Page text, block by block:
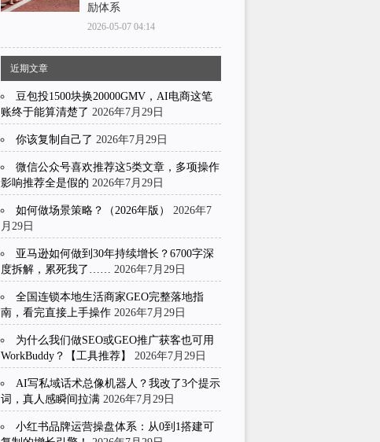
励体系
2026-05-07 04:14
近期文章
豆包投1500块换20000GMV，AI电商这笔
账终于能算清楚了 2026年7月29日
你该复制自己了 2026年7月29日
微信公众号喜欢推荐这5类文章，多项操作
影响推荐全是假的 2026年7月29日
如何做场景策略？（2026年版）
2026年7
月29日
亚马逊如何做到30年持续增长？6700字深
度拆解，累死我了……
2026年7月29日
全国连锁本地生活商家GEO完整落地指
南，看完直接上手操作 2026年7月29日
为什么我们做SEO或GEO推广获客也可用
WorkBuddy？【工具推荐】
2026年7月29日
AI写私域话术总像机器人？我改了3个提示
词，真人感瞬间拉满 2026年7月29日
小红书品牌运营操盘体系：从0到1搭建可